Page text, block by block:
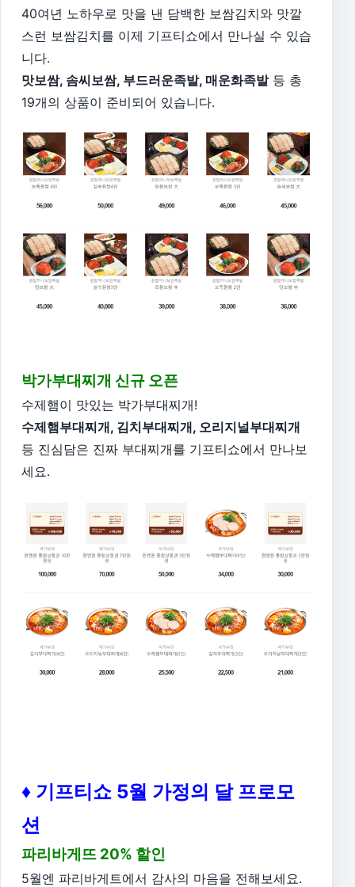
40여년 노하우로 맛을 낸 담백한 보쌈김치와 맛깔
스런 보쌈김치를 이제 기프티쇼에서 만나실 수 있습
니다.
맛보쌈, 솜씨보쌈, 부드러운족발, 매운화족발등 총
19개의 상품이 준비되어 있습니다.
박가부대찌개 신규 오픈
수제햄이 맛있는 박가부대찌개!
수제햄부대찌개, 김치부대찌개, 오리지널부대찌개
등 진심담은 진짜 부대찌개를 기프티쇼에서 만나보
세요.
♦ 기프티쇼 5월 가정의 달 프로모
션
파리바게뜨 20% 할인
5월엔 파리바게트에서 감사의 마음을 전해보세요.